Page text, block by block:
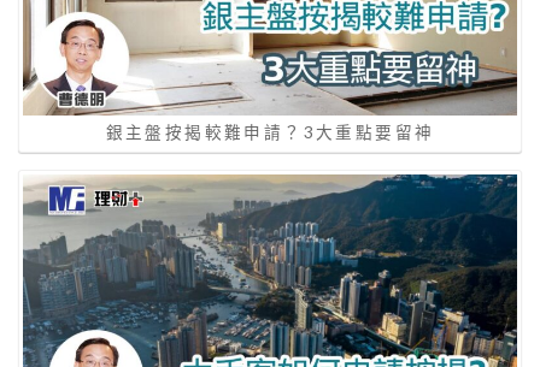
銀主盤按揭較難申請？3大重點要留神